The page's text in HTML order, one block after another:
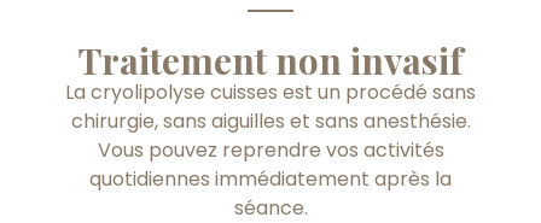
Traitement non invasif
La cryolipolyse cuisses est un procédé sans
chirurgie, sans aiguilles et sans anesthésie.
Vous pouvez reprendre vos activités
quotidiennes immédiatement après la
séance.